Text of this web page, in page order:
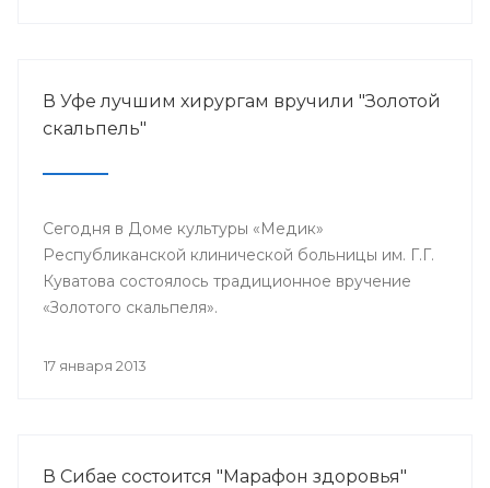
В Уфе лучшим хирургам вручили "Золотой
скальпель"
Сегодня в Доме культуры «Медик»
Республиканской клинической больницы им. Г.Г.
Куватова состоялось традиционное вручение
«Золотого скальпеля».
17 января 2013
В Сибае состоится "Марафон здоровья"